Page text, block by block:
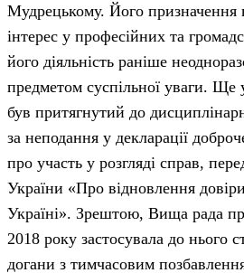
Мудрецькому. Його призначення
інтерес у професійних та
його діяльність раніше
предметом суспільної уваги. Ще
був притягнутий до
за неподання у декларації
про участь у розгляді справ,
України «Про відновлення
Україні». Зрештою, Вища рада
2018 року застосувала до нього
догани з тимчасовим